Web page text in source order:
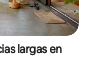
largas en